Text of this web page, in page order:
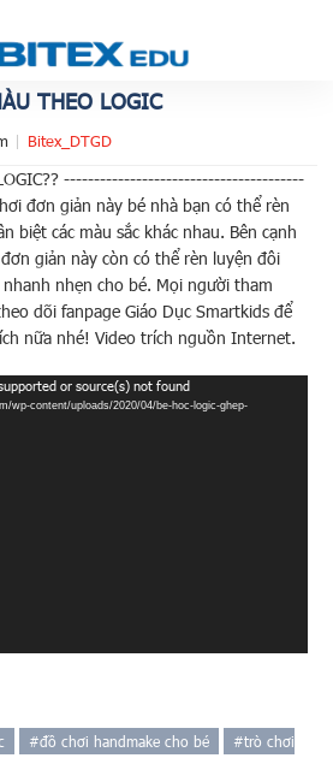
THEO LOGIC
Bitex_DTGD
LOGIC?️?️ ----------------------------------------
đơn giản này bé nhà bạn có thể rèn
biệt các màu sắc khác nhau. Bên cạnh
giản này còn có thể rèn luyện đôi
nhẹn cho bé. Mọi người tham
dõi fanpage Giáo Dục Smartkids để
nữa nhé! Video trích nguồn Internet.
or source(s) not found
wp-content/uploads/2020/04/be-hoc-logic-ghep-
#đồ chơi handmake cho bé #trò chơi